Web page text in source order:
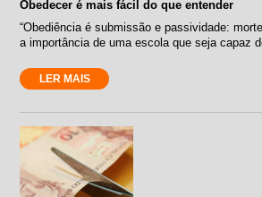
Obedecer é mais fácil do que entender
“Obediência é submissão e passividade:
a importância de uma escola que seja capaz
LER MAIS